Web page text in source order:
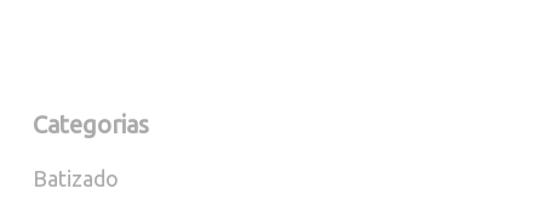
Categorias
Batizado